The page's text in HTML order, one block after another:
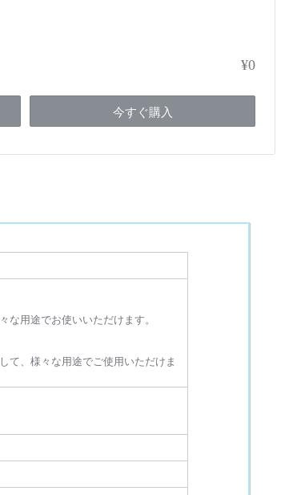
¥0
今すぐ購入
用途でお使いいただけます。
て、様々な用途でご使用いただけま